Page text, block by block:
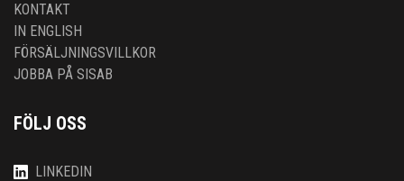
KONTAKT
IN ENGLISH
FÖRSÄLJNINGSVILLKOR
JOBBA PÅ SISAB
FÖLJ OSS
LINKEDIN